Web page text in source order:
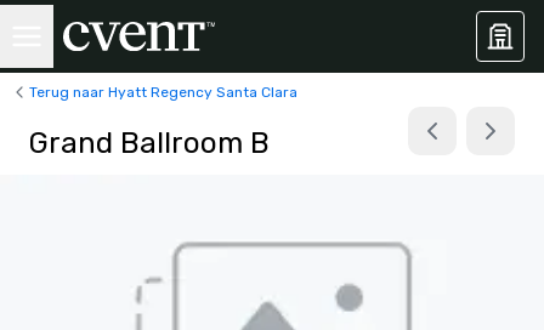
Terug naar Hyatt Regency Santa Clara
Grand Ballroom B